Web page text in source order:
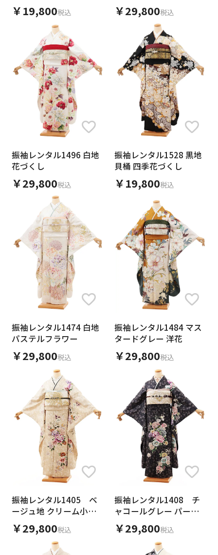
〜∞
0 1万 5万 ∞
素材
キーワード
キャンセル 検索する
￥19,800税込 ￥29,800税込
振袖レンタル1496 白地
花づくし
￥29,800税込
振袖レンタル1528 黒地
貝桶 四季花づくし
￥19,800税込
振袖レンタル1474 白地
パステルフラワー
￥29,800税込
振袖レンタル1484 マス
タードグレー 洋花
￥29,800税込
振袖レンタル1405 ベ
ージュ地 クリーム小花
ブーケ
￥29,800税込
振袖レンタル1408 チ
ャコールグレー パープ
ル小花 ブーケ
￥29,800税込